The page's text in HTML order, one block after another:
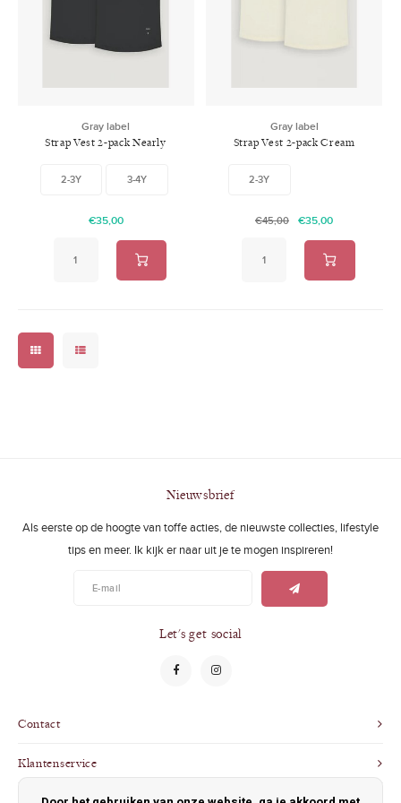
Swimwear
Zonnebrillen
Sieraden
Gray label
Strap Vest 2-pack Nearly
2-3Y 3-4Y
€35,00
Gray label
Strap Vest 2-pack Cream
2-3Y
€45,00 €35,00
Contact
Nieuwsbrief
Als eerste op de hoogte van toffe acties, de nieuwste collecties, lifestyle
tips en meer. Ik kijk er naar uit je te mogen inspireren!
Let's get social
Klantenservice